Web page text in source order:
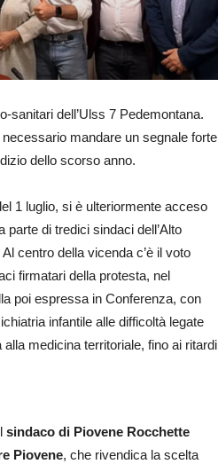
sanitari dell’Ulss 7 Pedemontana.
mandare un segnale forte
dello scorso anno.
1 luglio, si è ulteriormente acceso
di tredici sindaci dell’Alto
centro della vicenda c’è il voto
firmatari della protesta, nel
poi espressa in Conferenza, con
infantile alle difficoltà legate
alla medicina territoriale, fino ai ritardi
sindaco di Piovene Rocchette
Piovene, che rivendica la scelta